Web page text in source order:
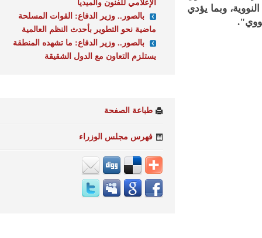
وبما يؤدي
الإعلامي للفنون والميديا
بالصور.. وزير الدفاع: القوات المسلحة
ماضية نحو التطوير بأحدث النظم العالمية
بالصور.. وزير الدفاع: ما تشهده المنطقة
يستلزم التعاون مع الدول الشقيقة
طباعة الصفحة
فهرس مجلس الوزراء